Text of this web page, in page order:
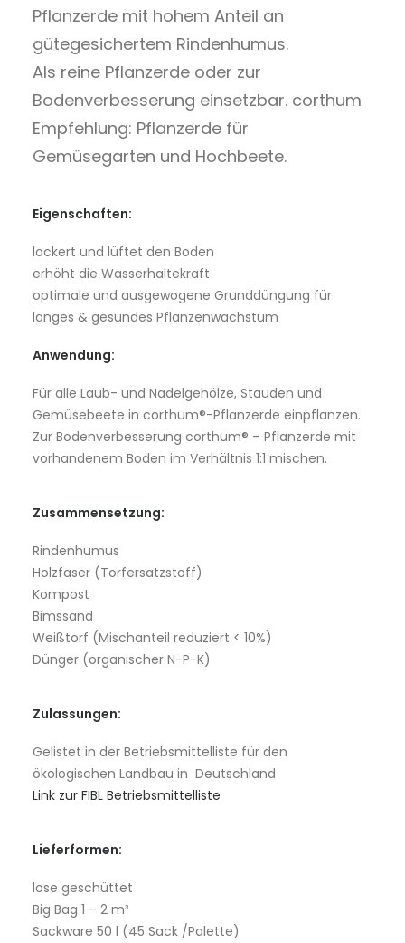
Pflanzerde mit hohem Anteil an
gütegesichertem Rindenhumus.
Als reine Pflanzerde oder zur
Bodenverbesserung einsetzbar. corthum
Empfehlung: Pflanzerde für
Gemüsegarten und Hochbeete.
Eigenschaften:
lockert und lüftet den Boden
erhöht die Wasserhaltekraft
optimale und ausgewogene Grunddüngung für
langes & gesundes Pflanzenwachstum
Anwendung:
Für alle Laub- und Nadelgehölze, Stauden und
Gemüsebeete in corthum®-Pflanzerde einpflanzen.
Zur Bodenverbesserung corthum® – Pflanzerde mit
vorhandenem Boden im Verhältnis 1:1 mischen.
Zusammensetzung:
Rindenhumus
Holzfaser (Torfersatzstoff)
Kompost
Bimssand
Weißtorf (Mischanteil reduziert < 10%)
Dünger (organischer N-P-K)
Zulassungen:
Gelistet in der Betriebsmittelliste für den
ökologischen Landbau in Deutschland
Link zur FIBL Betriebsmittelliste
Lieferformen:
lose geschüttet
Big Bag 1 – 2 m³
Sackware 50 l (45 Sack /Palette)